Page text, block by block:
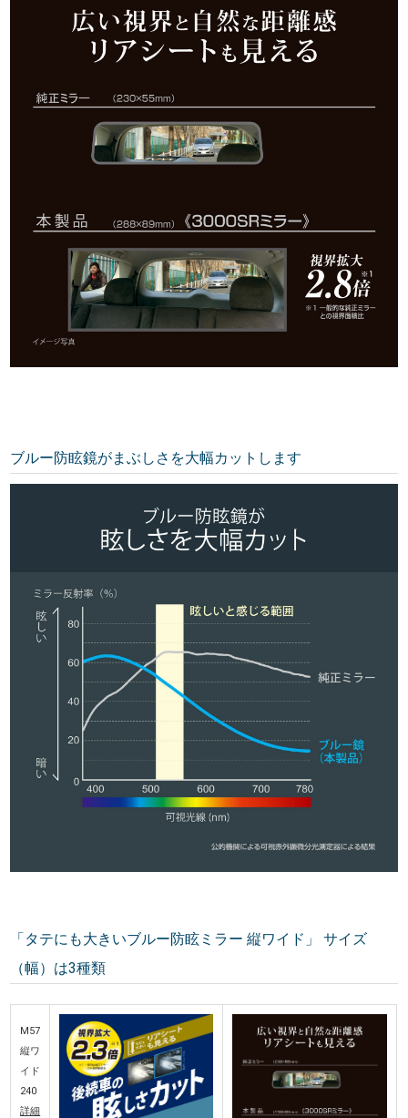
ブルー防眩鏡がまぶしさを大幅カットします
「タテにも大きいブルー防眩ミラー 縦ワイド」 サイズ
（幅）は3種類
M57
縦ワ
イド
240
詳細